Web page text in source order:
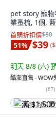
pet story 寵物
業蚤梳, 1個,
首購折扣價$80
51% $39 (
明天 8/8 (六)
酷澎直售 ∙ WOW
(87)
满 $1,500